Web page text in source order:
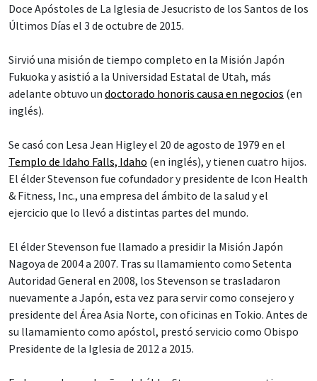
Doce Apóstoles de La Iglesia de Jesucristo de los Santos de los
Últimos Días el 3 de octubre de 2015.
Sirvió una misión de tiempo completo en la Misión Japón
Fukuoka y asistió a la Universidad Estatal de Utah, más
adelante obtuvo un doctorado honoris causa en negocios (en
inglés).
Se casó con Lesa Jean Higley el 20 de agosto de 1979 en el
Templo de Idaho Falls, Idaho (en inglés), y tienen cuatro hijos.
El élder Stevenson fue cofundador y presidente de Icon Health
& Fitness, Inc., una empresa del ámbito de la salud y el
ejercicio que lo llevó a distintas partes del mundo.
El élder Stevenson fue llamado a presidir la Misión Japón
Nagoya de 2004 a 2007. Tras su llamamiento como Setenta
Autoridad General en 2008, los Stevenson se trasladaron
nuevamente a Japón, esta vez para servir como consejero y
presidente del Área Asia Norte, con oficinas en Tokio. Antes de
su llamamiento como apóstol, prestó servicio como Obispo
Presidente de la Iglesia de 2012 a 2015.